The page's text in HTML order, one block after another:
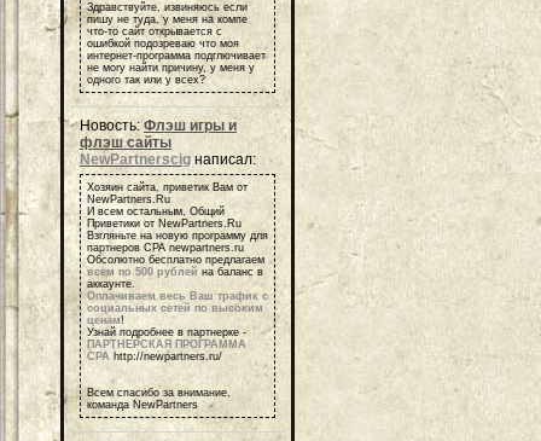
Здравствуйте, извиняюсь если
пишу не туда, у меня на компе
что-то сайт открывается с
ошибкой подозреваю что моя
интернет-программа подглючивает
не могу найти причину, у меня у
одного так или у всех?
Новость: Флэш игры и
флэш сайты
NewPartnerscig написал:
Хозяин сайта, приветик Вам от
NewPartners.Ru
И всем остальным, Общий
Приветики от NewPartners.Ru
Взгляньте на новую программу для
партнеров СРА newpartners.ru
Обсолютно бесплатно предлагаем
всем по 500 рублей на баланс в
аккаунте.
Оплачиваем весь Ваш трафик с
социальных сетей по высоким
ценам!
Узнай подробнее в партнерке -
ПАРТНЕРСКАЯ ПРОГРАММА
СРА http://newpartners.ru/
Всем спасибо за внимание,
команда NewPartners